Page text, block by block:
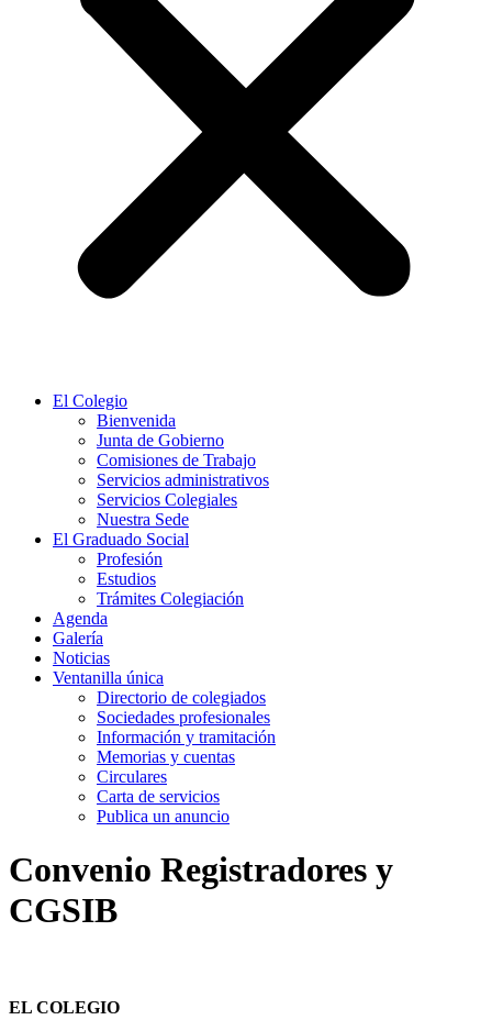
El Colegio
Bienvenida
Junta de Gobierno
Comisiones de Trabajo
Servicios administrativos
Servicios Colegiales
Nuestra Sede
El Graduado Social
Profesión
Estudios
Trámites Colegiación
Agenda
Galería
Noticias
Ventanilla única
Directorio de colegiados
Sociedades profesionales
Información y tramitación
Memorias y cuentas
Circulares
Carta de servicios
Publica un anuncio
Convenio Registradores y
CGSIB
EL COLEGIO